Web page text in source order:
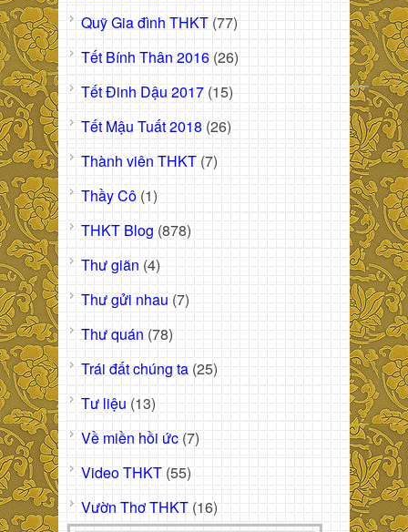
Quỹ Gia đình THKT (77)
Tết Bính Thân 2016 (26)
Tết Đinh Dậu 2017 (15)
Tết Mậu Tuất 2018 (26)
Thành viên THKT (7)
Thầy Cô (1)
THKT Blog (878)
Thư giãn (4)
Thư gửi nhau (7)
Thư quán (78)
Trái đất chúng ta (25)
Tư liệu (13)
Về miền hồi ức (7)
Video THKT (55)
Vườn Thơ THKT (16)